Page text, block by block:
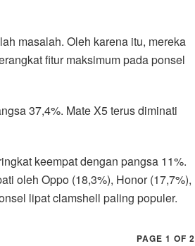
masalah. Oleh karena itu, mereka
fitur maksimum pada ponsel
37,4%. Mate X5 terus diminati
keempat dengan pangsa 11%.
oleh Oppo (18,3%), Honor (17,7%),
lipat clamshell paling populer.
PAGE 1 OF 2